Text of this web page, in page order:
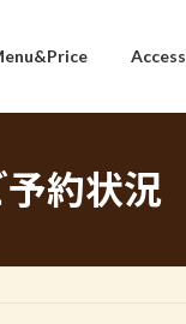
Access
約状況